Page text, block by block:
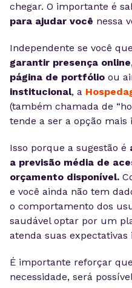
chegar. O importante é
para ajudar você nessa
Independente se você
garantir presença online
página de portfólio ou
institucional, a
(também chamada de
tende a ser a opção mais
Isso porque a sugestão é
a previsão média de
orçamento disponível.
e você ainda não tem
o comportamento dos
saudável optar por um
atenda suas expectativas
É importante reforçar
necessidade, será